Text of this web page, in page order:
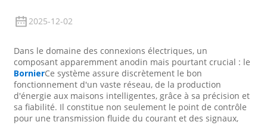
2025-12-02
Dans le domaine des connexions électriques, un
composant apparemment anodin mais pourtant crucial : le
BornierCe système assure discrètement le bon
fonctionnement d'un vaste réseau, de la production
d'énergie aux maisons intelligentes, grâce à sa précision et
sa fiabilité. Il constitue non seulement le point de contrôle
pour une transmission fluide du courant et des signaux,